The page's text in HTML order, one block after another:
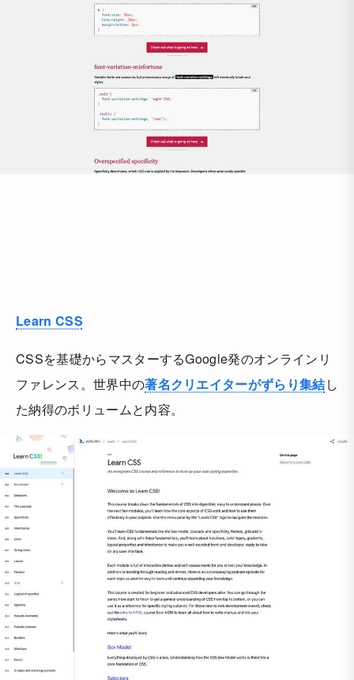
Learn CSS
CSSを基礎からマスターするGoogle発のオンラインリ
ファレンス。世界中の著名クリエイターがずらり集結し
た納得のボリュームと内容。